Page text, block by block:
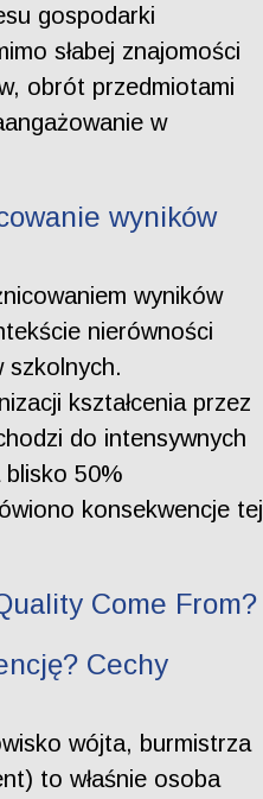
gospodarki
słabej znajomości
obrót przedmiotami
w
wyników
wyników
nierówności
szkolnych.
kształcenia przez
do intensywnych
blisko 50%
konsekwencje tej
Come From?
Cechy
wójta, burmistrza
to właśnie osoba